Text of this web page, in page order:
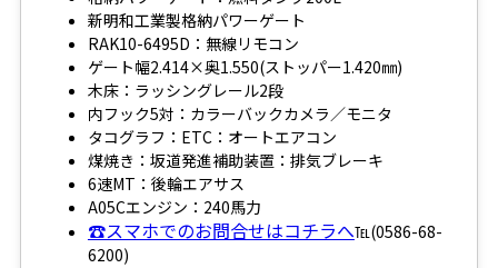
新明和工業製格納パワーゲート
RAK10-6495D：無線リモコン
ゲート幅2.414×奥1.550(ストッパー1.420㎜)
木床：ラッシングレール2段
内フック5対：カラーバックカメラ／モニタ
タコグラフ：ETC：オートエアコン
煤焼き：坂道発進補助装置：排気ブレーキ
6速MT：後輪エアサス
A05Cエンジン：240馬力
☎スマホでのお問合せはコチラへ℡(0586-68-
6200)